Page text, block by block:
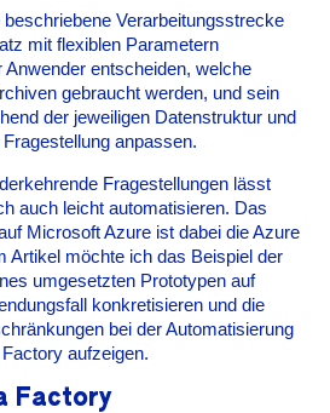
Verarbeitungsstrecke
mit flexiblen Parametern
entscheiden, welche
gebraucht werden, und sein
der jeweiligen Datenstruktur und
anpassen.
Fragestellungen lässt
auch leicht automatisieren. Das
Microsoft Azure ist dabei die Azure
Artikel möchte ich das Beispiel der
umgesetzten Prototypen auf
konkretisieren und die
bei der Automatisierung
aufzeigen.
Factory